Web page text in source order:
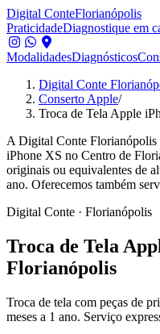
Digital ConteFlorianópolis
PraticidadeDiagnostique em
ModalidadesDiagnósticos
Digital Conte
Conserto Apple/
Troca de Tela Apple
A Digital Conte Florianópolis
iPhone XS no Centro de
originais ou equivalentes de
ano. Oferecemos também
Digital Conte · Florianópolis
Troca de Tela
Florianópolis
Troca de tela com peças de
meses a 1 ano. Serviço